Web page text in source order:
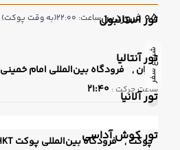
تور استانبول
تور آنتالیا
تور آلانیا
تور کوش آداسی
05 فروردین ساعت: 22:00 (به وقت پوکت)
شروع سفر
تهران , فرودگاه بین‌المللی امام خمینی IKA
ساعت حرکت : 21:40
پوکت , فرودگاه بین‌المللی پوکت HKT